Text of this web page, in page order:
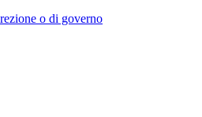
o di governo